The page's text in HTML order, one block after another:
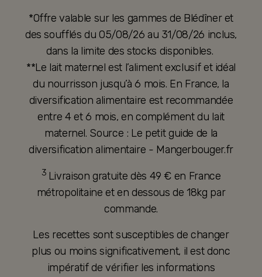
*Offre valable sur les gammes de Blédîner et
des soufflés du 05/08/26 au 31/08/26 inclus,
dans la limite des stocks disponibles.
**Le lait maternel est l’aliment exclusif et idéal
du nourrisson jusqu’à 6 mois. En France, la
diversification alimentaire est recommandée
entre 4 et 6 mois, en complément du lait
maternel. Source : Le petit guide de la
diversification alimentaire - Mangerbouger.fr
3 Livraison gratuite dès 49 € en France
métropolitaine et en dessous de 18kg par
commande.
Les recettes sont susceptibles de changer
plus ou moins significativement, il est donc
impératif de vérifier les informations